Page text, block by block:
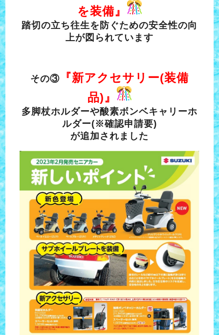
を装備』
踏切の立ち往生を防ぐための安全性の向
上が図られています
その③
『新アクセサリー(装備
品)』
多脚杖ホルダーや酸素ボンベキャリーホ
ルダー(※確認申請要)
が追加されました